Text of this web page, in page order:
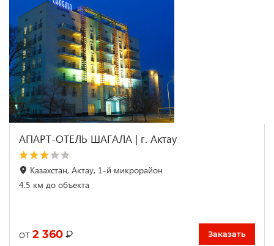
АПАРТ-ОТЕЛЬ ШАГАЛА | г. Актау
Казахстан, Актау, 1-й микрорайон
4.5 км до объекта
от 2 360 ₽ Заказать